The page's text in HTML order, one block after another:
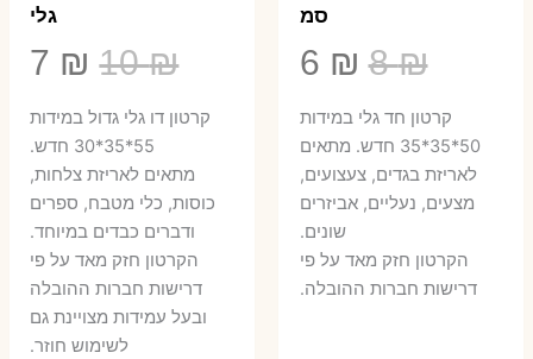
סמ
8₪
המחיר
המקורי
היה:
8 ₪.
6 ₪
הנוכחיקרטון חד גלי במידות
50*35*35 חדש. מתאים
לאריזת בגדים, צעצועים,
מצעים, נעליים, אביזרים
שונים.
הקרטון חזק מאד על פי
דרישות חברות ההובלה.
גלי
10₪
היה:
10 ₪.
7 ₪
7 ₪.
קרטון דו גלי גדול במידות
55*35*30 חדש.
מתאים לאריזת צלחות,
כוסות, כלי מטבח, ספרים
ודברים כבדים במיוחד.
הקרטון חזק מאד על פי
דרישות חברות ההובלה
ובעל עמידות מצויינת גם
לשימוש חוזר.